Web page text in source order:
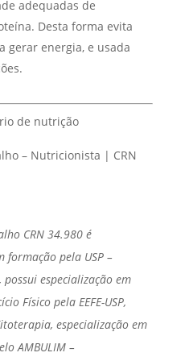
adequadas de
Desta forma evita
gerar energia, e usada
de nutrição
– Nutricionista | CRN
CRN 34.980 é
formação pela USP –
especialização em
Físico pela EEFE-USP,
especialização em
AMBULIM –